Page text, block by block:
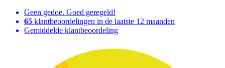
Geen gedoe. Goed geregeld!
65 klantbeoordelingen in de laatste 12 maanden
Gemiddelde klantbeoordeling